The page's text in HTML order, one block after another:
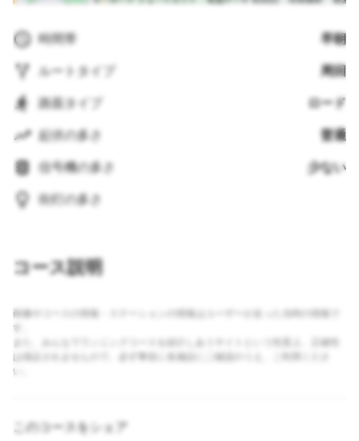
時間帯 早朝
ルートタイプ 周回
路面タイプ ロード
起伏の多さ 普通
信号機の多さ 少ない
街灯の多さ
コース説明
画像やコースの情報・ステーションの情報はユーザーが走った当時の情報で
す。
また、みんなでランニングコースを紹介しあうサイトという性質上、正確性
は保証されませんので、必ず事前に各施設にご確認のうえ、ご利用くださ
い。
このコースをシェア